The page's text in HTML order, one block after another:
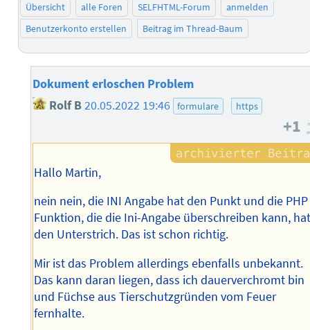
Übersicht alle Foren SELFHTML-Forum
anmelden
Benutzerkonto erstellen
Beitrag im Thread-Baum
Dokument erloschen Problem
Rolf B20.05.2022 19:46 formulare https
+1
Hallo Martin,
nein nein, die INI Angabe hat den Punkt und die PHP
Funktion, die die Ini-Angabe überschreiben kann,
den Unterstrich. Das ist schon richtig.
Mir ist das Problem allerdings ebenfalls unbekannt.
Das kann daran liegen, dass ich dauerverchromt bin
und Füchse aus Tierschutzgründen vom Feuer
fernhalte.